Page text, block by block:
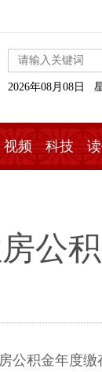
2026年08月08日
视频 科技
公
公积金年度